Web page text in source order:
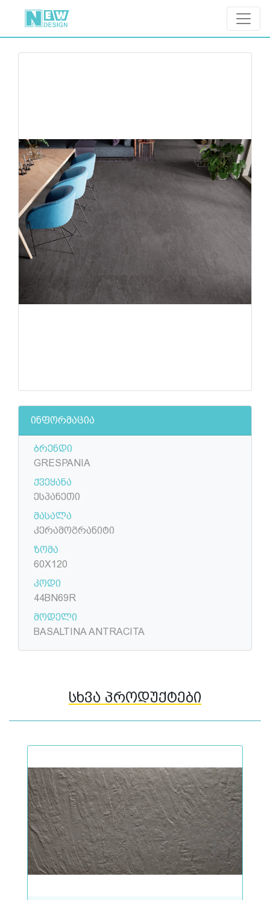
ინფორმაცია
ბრენდი
GRESPANIA
ქვეყანა
ესპანეთი
მასალა
კერამოგრანიტი
ზომა
60X120
კოდი
44BN69R
მოდელი
BASALTINA ANTRACITA
სხვა პროდუქტები